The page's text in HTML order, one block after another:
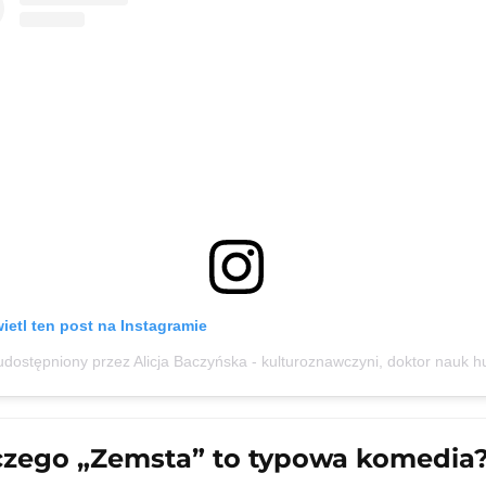
ten post na Instagramie
„Zemsta” to typowa